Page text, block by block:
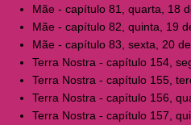
Mãe - capítulo 81, quarta, 18
Mãe - capítulo 82, quinta, 19
Mãe - capítulo 83, sexta, 20
Terra Nostra - capítulo 154,
Terra Nostra - capítulo 155,
Terra Nostra - capítulo 156,
Terra Nostra - capítulo 157,